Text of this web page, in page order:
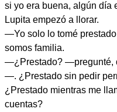
si yo era buena, algún día
Lupita empezó a llorar.
—Yo solo lo tomé
somos familia.
—¿Prestado? —pregunté,
—. ¿Prestado sin pedir
¿Prestado mientras me
cuentas?